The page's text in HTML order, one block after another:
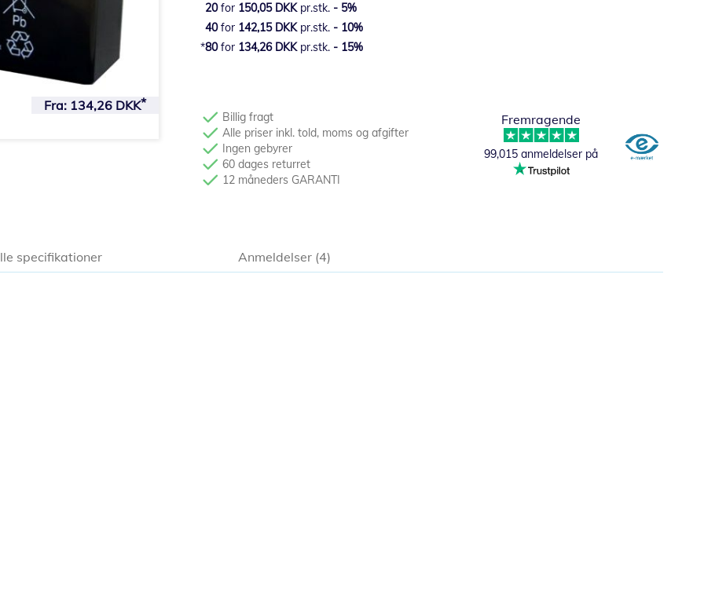
20for 150,05 DKK pr.stk. - 5%
40for 142,15 DKK pr.stk. - 10%
80for 134,26 DKK pr.stk. - 15%
Billig fragt
Alle priser inkl. told, moms og afgifter
Ingen gebyrer
60 dages returret
12 måneders GARANTI
Fremragende
99,015 anmeldelser på
Fra: 134,26 DKK
specifikationer Anmeldelser 4